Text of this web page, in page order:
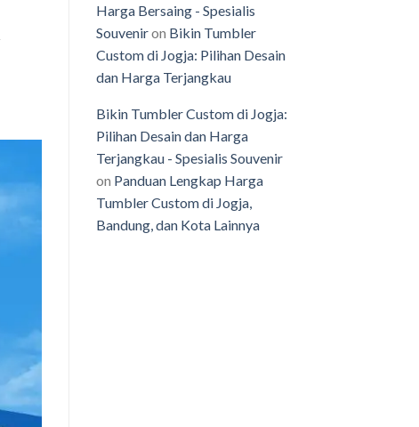
Harga Bersaing - Spesialis
Souveniron Bikin Tumbler
Custom di Jogja: Pilihan Desain
dan Harga Terjangkau
Bikin Tumbler Custom di Jogja:
Pilihan Desain dan Harga
Terjangkau - Spesialis Souvenir
on Panduan Lengkap Harga
Tumbler Custom di Jogja,
Bandung, dan Kota Lainnya